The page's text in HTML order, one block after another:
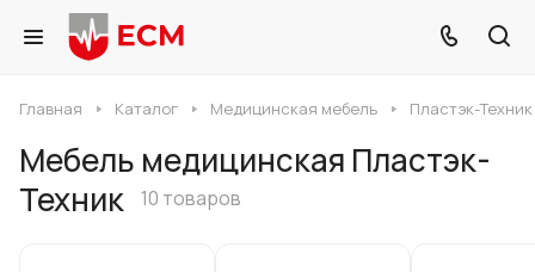
Главная Каталог Медицинская мебель Пластэк-Техник
Мебель медицинская Пластэк-
Техник
10 товаров